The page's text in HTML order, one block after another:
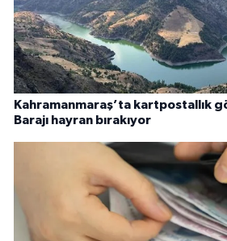
Kahramanmaraş’ta kartpostallık
Barajı hayran bırakıyor